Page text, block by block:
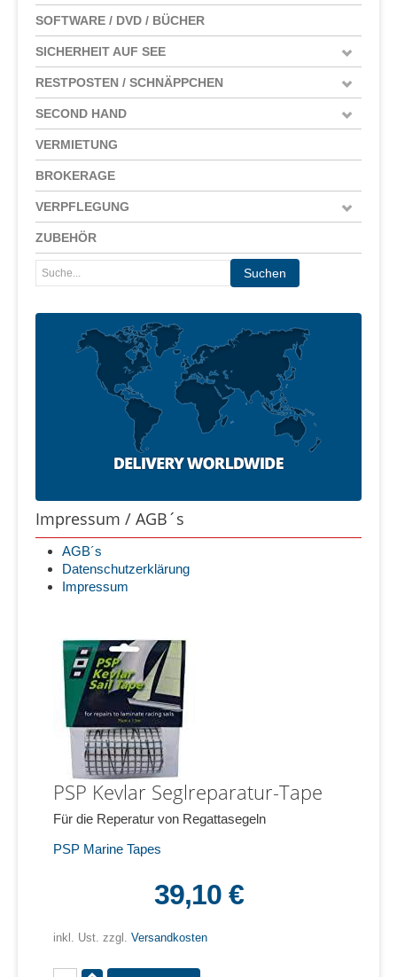
SOFTWARE / DVD / BÜCHER
SICHERHEIT AUF SEE
RESTPOSTEN / SCHNÄPPCHEN
SECOND HAND
VERMIETUNG
BROKERAGE
VERPFLEGUNG
ZUBEHÖR
Impressum / AGB´s
AGB´s
Datenschutzerklärung
Impressum
PSP Kevlar Seglreparatur-Tape
Für die Reperatur von Regattasegeln
PSP Marine Tapes
39,10 €
inkl. Ust. zzgl. Versandkosten